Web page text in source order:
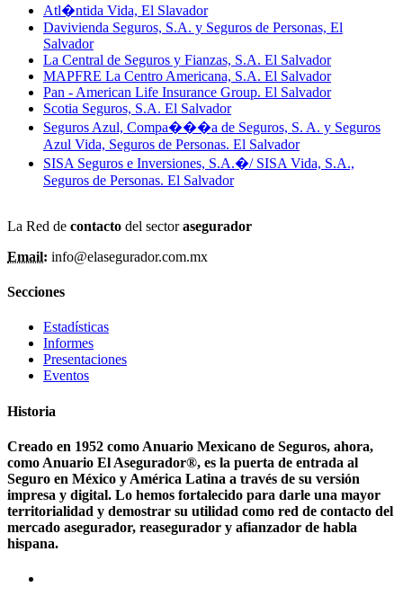
Atl�ntida Vida, El Slavador
Davivienda Seguros, S.A. y Seguros de Personas, El
Salvador
La Central de Seguros y Fianzas, S.A. El Salvador
MAPFRE La Centro Americana, S.A. El Salvador
Pan - American Life Insurance Group. El Salvador
Scotia Seguros, S.A. El Salvador
Seguros Azul, Compa���a de Seguros, S. A. y Seguros
Azul Vida, Seguros de Personas. El Salvador
SISA Seguros e Inversiones, S.A.�/ SISA Vida, S.A.,
Seguros de Personas. El Salvador
La Red de contacto del sectorasegurador
Email: info@elasegurador.com.mx
Secciones
Estadísticas
Informes
Presentaciones
Eventos
Historia
Creado en 1952 como Anuario Mexicano de Seguros, ahora,
como Anuario El Asegurador®, es la puerta de entrada al
Seguro en México y América Latina a través de su versión
impresa y digital. Lo hemos fortalecido para darle una mayor
territorialidad y demostrar su utilidad como red de contacto del
mercado asegurador, reasegurador y afianzador de habla
hispana.